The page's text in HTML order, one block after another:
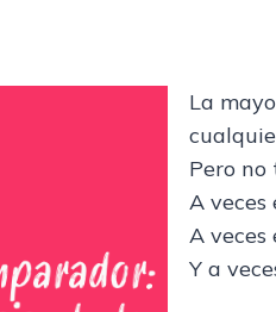
La
Pero no
A veces
A veces
Y a